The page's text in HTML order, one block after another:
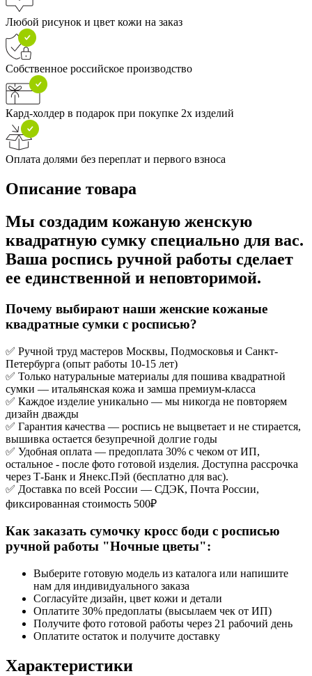
Любой рисунок и цвет кожи на заказ
Собственное российское производство
Кард-холдер в подарок при покупке 2х изделий
Оплата долями без переплат и первого взноса
Описание товара
Мы создадим кожаную женскую
квадратную сумку специально для вас.
Ваша роспись ручной работы сделает
ее единственной и неповторимой.
Почему выбирают наши женские кожаные
квадратные сумки с росписью?
✅ Ручной труд мастеров Москвы, Подмосковья и Санкт-
Петербурга (опыт работы 10-15 лет)
✅ Только натуральные материалы для пошива квадратной
сумки — итальянская кожа и замша премиум-класса
✅ Каждое изделие уникально — мы никогда не повторяем
дизайн дважды
✅ Гарантия качества — роспись не выцветает и не стирается,
вышивка остается безупречной долгие годы
✅ Удобная оплата — предоплата 30% с чеком от ИП,
остальное - после фото готовой изделия. Доступна рассрочка
через Т-Банк и Янекс.Пэй (бесплатно для вас).
✅ Доставка по всей России — СДЭК, Почта России,
фиксированная стоимость 500₽
Как заказать сумочку кросс боди с росписью
ручной работы "Ночные цветы":
Выберите готовую модель из каталога или напишите
нам для индивидуального заказа
Согласуйте дизайн, цвет кожи и детали
Оплатите 30% предоплаты (высылаем чек от ИП)
Получите фото готовой работы через 21 рабочий день
Оплатите остаток и получите доставку
Характеристики